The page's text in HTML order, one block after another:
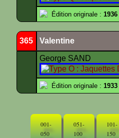
Édition originale : 1936
365 Valentine
George SAND
Édition originale : 1933
001-
050
051-
100
101-
150